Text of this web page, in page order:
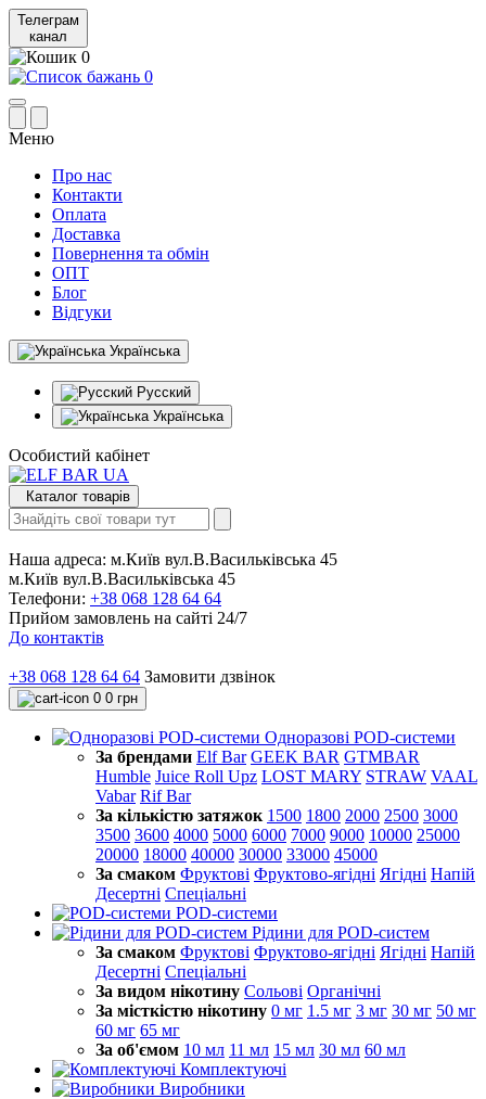
Телеграм
канал
0
0
Меню
Про нас
Контакти
Оплата
Доставка
Повернення та обмін
ОПТ
Блог
Відгуки
Українська
Русский
Українська
Особистий кабінет
Каталог товарів
Наша адреса: м.Київ вул.В.Васильківська 45
м.Київ вул.В.Васильківська 45
Телефони: +38 068 128 64 64
Прийом замовлень на сайті 24/7
До контактів
+38 068 128 64 64 Замовити дзвінок
0 0 грн
Одноразові POD-системи
За брендами Elf Bar GEEK BAR GTMBAR
Humble Juice Roll Upz LOST MARY STRAW VAAL
Vabar Rif Bar
За кількістю затяжок 1500 1800 2000 2500 3000
3500 3600 4000 5000 6000 7000 9000 10000 25000
20000 18000 40000 30000 33000 45000
За смаком Фруктові Фруктово-ягідні Ягідні Напій
Десертні Спеціальні
POD-системи
Рідини для POD-систем
За смаком Фруктові Фруктово-ягідні Ягідні Напій
Десертні Спеціальні
За видом нікотину Сольові Органічні
За місткістю нікотину 0 мг 1.5 мг 3 мг 30 мг 50 мг
60 мг 65 мг
За об'ємом 10 мл 11 мл 15 мл 30 мл 60 мл
Комплектуючі
Виробники